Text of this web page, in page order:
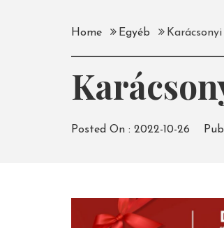
Home Egyéb
Posted On : 2022-10-26